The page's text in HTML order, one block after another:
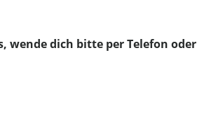
wende dich bitte per Telefon oder